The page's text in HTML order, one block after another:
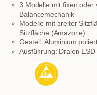
3 Modelle mit fixen oder
Balancemechanik
Modelle mit breiter
Sitzfläche (Amazone)
Gestell: Aluminium
Ausführung: Dralon